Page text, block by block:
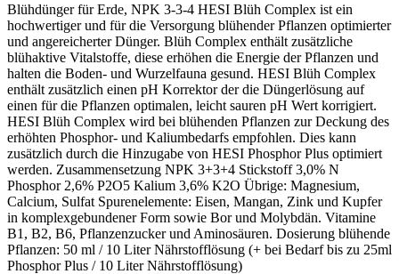
Blühdünger für Erde, NPK 3-3-4 HESI Blüh Complex ist ein
hochwertiger und für die Versorgung blühender Pflanzen optimierter
und angereicherter Dünger. Blüh Complex enthält zusätzliche
blühaktive Vitalstoffe, diese erhöhen die Energie der Pflanzen und
halten die Boden- und Wurzelfauna gesund. HESI Blüh Complex
enthält zusätzlich einen pH Korrektor der die Düngerlösung auf
einen für die Pflanzen optimalen, leicht sauren pH Wert korrigiert.
HESI Blüh Complex wird bei blühenden Pflanzen zur Deckung des
erhöhten Phosphor- und Kaliumbedarfs empfohlen. Dies kann
zusätzlich durch die Hinzugabe von HESI Phosphor Plus optimiert
werden. Zusammensetzung NPK 3+3+4 Stickstoff 3,0% N
Phosphor 2,6% P2O5 Kalium 3,6% K2O Übrige: Magnesium,
Calcium, Sulfat Spurenelemente: Eisen, Mangan, Zink und Kupfer
in komplexgebundener Form sowie Bor und Molybdän. Vitamine
B1, B2, B6, Pflanzenzucker und Aminosäuren. Dosierung blühende
Pflanzen: 50 ml / 10 Liter Nährstofflösung (+ bei Bedarf bis zu 25ml
Phosphor Plus / 10 Liter Nährstofflösung)